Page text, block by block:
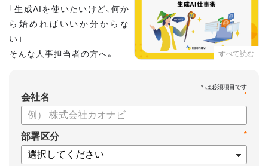
すべて読む
「生成AIを使いたいけど、何か
ら始めればいいか分からな
い」
そんな人事担当者の方へ。
本資料では、人事担当者300名の実態調査をもとに現場ですぐ
に役立つ生成AI活用術を紹介しています。
生成AI利用時のポイントや注意事項もまとめているため、これ
から始める方も安心です。評価シートフォーマットの作成や素
案の生成など、コピペで使えるプロンプトも収録！
生成AIを「壁打ち相手」や「作業アシスタント」にして、明日か
*
会社名
*
部署区分